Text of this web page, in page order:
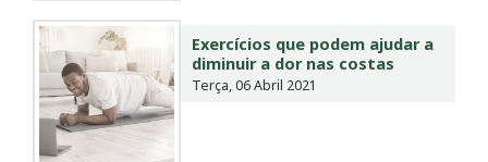
Exercícios que podem ajudar a
diminuir a dor nas costas
Terça, 06 Abril 2021